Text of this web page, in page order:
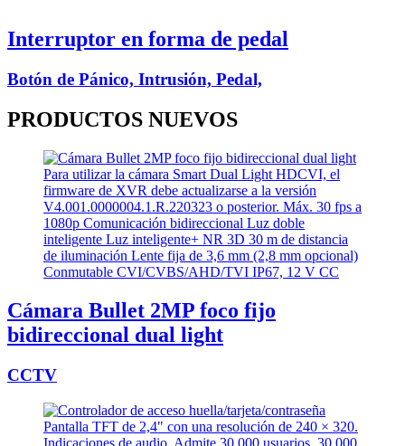
Interruptor en forma de pedal
Botón de Pánico, Intrusión, Pedal,
PRODUCTOS NUEVOS
Cámara Bullet 2MP foco fijo
bidireccional dual light
CCTV